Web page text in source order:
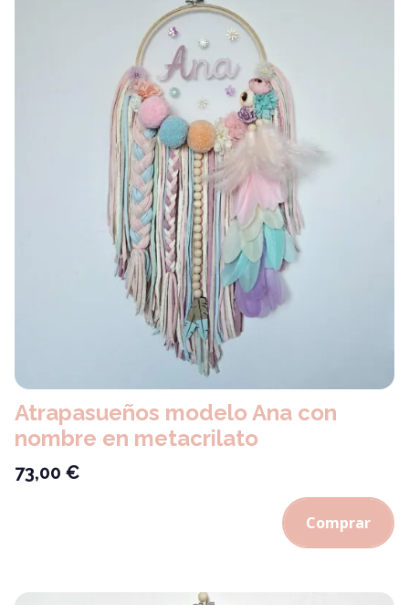
Atrapasueños modelo Ana con
nombre en metacrilato
73,00 €
Comprar